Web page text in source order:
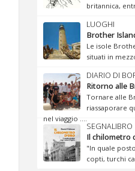
britannica,
LUOGHI
Brother
Le isole
situati in
DIARIO DI
Ritorno alle
Tornare alle
riassaporare
nel viaggio ....
SEGNALIBRO
Il chilometro
"In quale
copti, turchi